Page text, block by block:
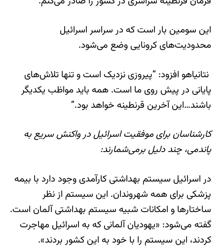
این سومین بار است که در سراسر اسرائیل
محدودیت‌های کرونایی وضع می‌شود.
نتانیاهو افزود: “پیروزی نزدیک است و تنها تلاش‌های
پایانی در پیش روی ما است. همه باید مواظب یکدیگر
باشند…این آخرین قرنطینه خواهد بود.”
کارشناسان برای موفقیت اسرائيل در واکنش سریع به
پاندمی، چند دلیل برمی‌شمارند:
در اسرائيل سیستم بهداشتی کارآمدی وجود دارد با بیمه
پزشکی برای همه شهروندان. این سیستم از نظر
ساختارها و امکانات شبیه سیستم بهداشتی آلمان است.
گفته می‌شود: «یهودیان آلمانی که به اسرائيل مهاجرت
کردند، این سیستم را با خود به این کشور بردند».